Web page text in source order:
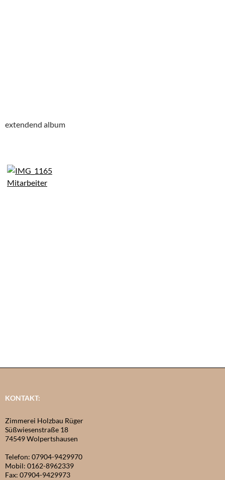
extendend album
KONTAKT:
Zimmerei Holzbau Rüger
Süßwiesenstraße 18
74549 Wolpertshausen
Telefon: 07904-9429970
Mobil: 0162-8962339
Fax: 07904-9429973